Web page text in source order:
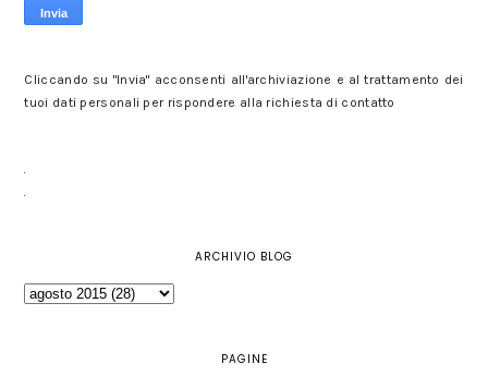
Cliccando su "Invia" acconsenti all'archiviazione e al trattamento dei
tuoi dati personali per rispondere alla richiesta di contatto
ARCHIVIO BLOG
PAGINE